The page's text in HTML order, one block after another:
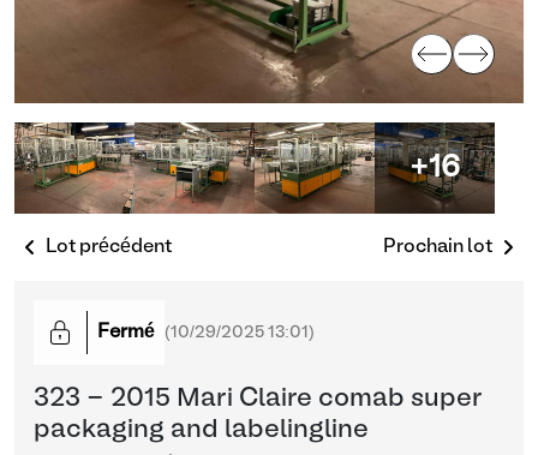
+16
Lot précédent Prochain lot
Fermé (10/29/2025 13:01 )
323 - 2015 Mari Claire comab super
packaging and labelingline